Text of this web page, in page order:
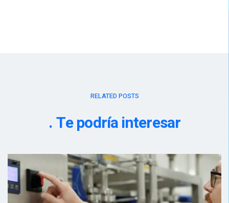
RELATED POSTS
Te podría interesar